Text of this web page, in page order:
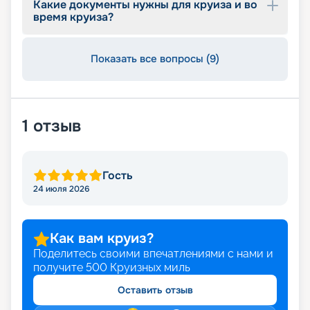
предложения и оставляйте заявку.
Какие документы нужны для круиза и во
время круиза?
Показать все вопросы (9)
1 отзыв
Гость
24 июля 2026
Как вам круиз?
Поделитесь своими впечатлениями с нами и
получите 500 Круизных миль
Оставить отзыв